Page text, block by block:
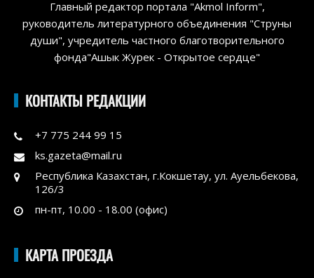
Главный редактор портала "Akmol Inform",
руководитель литературного объединения "Струны
души", учредитель частного благотворительного
фонда"Ашык Журек - Открытое сердце"
КОНТАКТЫ РЕДАКЦИИ
+7 775 244 99 15
ks.gazeta@mail.ru
Республика Казахстан, г.Кокшетау, ул. Ауельбекова,
126/3
пн-пт, 10.00 - 18.00 (офис)
КАРТА ПРОЕЗДА